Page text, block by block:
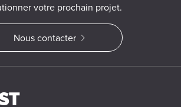
votre prochain projet.
Nous contacter